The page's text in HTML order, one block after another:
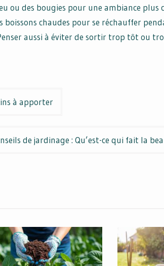
ou des bougies pour une ambiance plus
chaudes pour se réchauffer
aussi à éviter de sortir trop tôt ou
à apporter
de jardinage : Qu’est-ce qui fait la